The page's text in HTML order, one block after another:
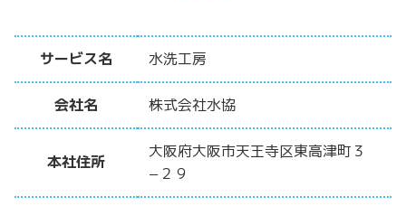
サービス名 水洗工房
会社名 株式会社水協
本社住所
大阪府大阪市天王寺区東高津町３
−２９